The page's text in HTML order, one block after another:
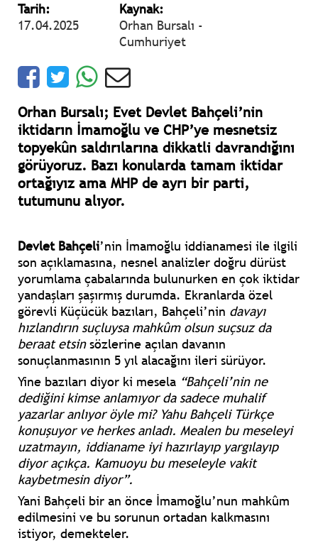
Tarih:
17.04.2025
Kaynak:
Orhan Bursalı -
Cumhuriyet
Orhan Bursalı; Evet Devlet Bahçeli’nin
iktidarın İmamoğlu ve CHP’ye mesnetsiz
topyekûn saldırılarına dikkatli davrandığını
görüyoruz. Bazı konularda tamam iktidar
ortağıyız ama MHP de ayrı bir parti,
tutumunu alıyor.
Devlet Bahçeli’nin İmamoğlu iddianamesi ile ilgili
son açıklamasına, nesnel analizler doğru dürüst
yorumlama çabalarında bulunurken en çok iktidar
yandaşları şaşırmış durumda. Ekranlarda özel
görevli Küçücük bazıları, Bahçeli’nin davayı
hızlandırın suçluysa mahkûm olsun suçsuz da
beraat etsinsözlerine açılan davanın
sonuçlanmasının 5 yıl alacağını ileri sürüyor.
Yine bazıları diyor ki mesela “Bahçeli’nin ne
dediğini kimse anlamıyor da sadece muhalif
yazarlar anlıyor öyle mi? Yahu Bahçeli Türkçe
konuşuyor ve herkes anladı. Mealen bu meseleyi
uzatmayın, iddianame iyi hazırlayıp yargılayıp
diyor açıkça. Kamuoyu bu meseleyle vakit
kaybetmesin diyor”.
Yani Bahçeli bir an önce İmamoğlu’nun mahkûm
edilmesini ve bu sorunun ortadan kalkmasını
istiyor, demekteler.